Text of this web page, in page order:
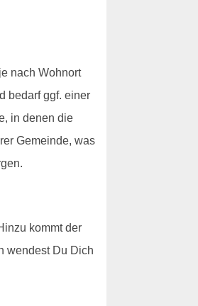
nach Wohnort
bedarf ggf. einer
in denen die
Gemeinde, was
kommt der
wendest Du Dich